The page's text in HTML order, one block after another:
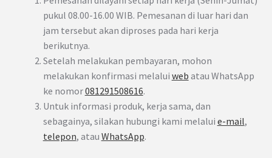
pukul 08.00-16.00 WIB. Pemesanan di luar hari dan
jam tersebut akan diproses pada hari kerja
berikutnya.
Setelah melakukan pembayaran, mohon
melakukan konfirmasi melalui web atau WhatsApp
ke nomor081291508616.
Untuk informasi produk, kerja sama, dan
sebagainya, silakan hubungi kami melalui e-mail,
telepon, atau WhatsApp.